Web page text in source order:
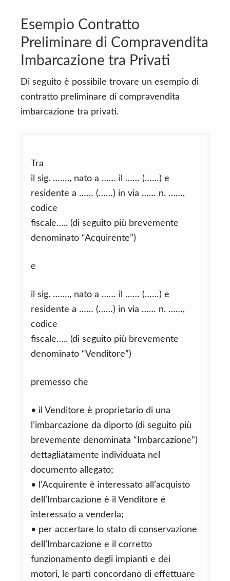
Esempio Contratto
Preliminare di Compravendita
Imbarcazione tra Privati
Di seguito è possibile trovare un esempio di
contratto preliminare di compravendita
imbarcazione tra privati.
Tra
il sig. ……., nato a …… il …… (……) e
residente a …… (……) in via …… n. ……,
codice
fiscale….. (di seguito più brevemente
denominato “Acquirente”)
e
il sig. ……., nato a …… il …… (……) e
residente a …… (……) in via …… n. ……,
codice
fiscale….. (di seguito più brevemente
denominato “Venditore”)
premesso che
• il Venditore è proprietario di una
l’imbarcazione da diporto (di seguito più
brevemente denominata “Imbarcazione”)
dettagliatamente individuata nel
documento allegato;
• l’Acquirente è interessato all’acquisto
dell’Imbarcazione è il Venditore è
interessato a venderla;
• per accertare lo stato di conservazione
dell’Imbarcazione e il corretto
funzionamento degli impianti e dei
motori, le parti concordano di effettuare